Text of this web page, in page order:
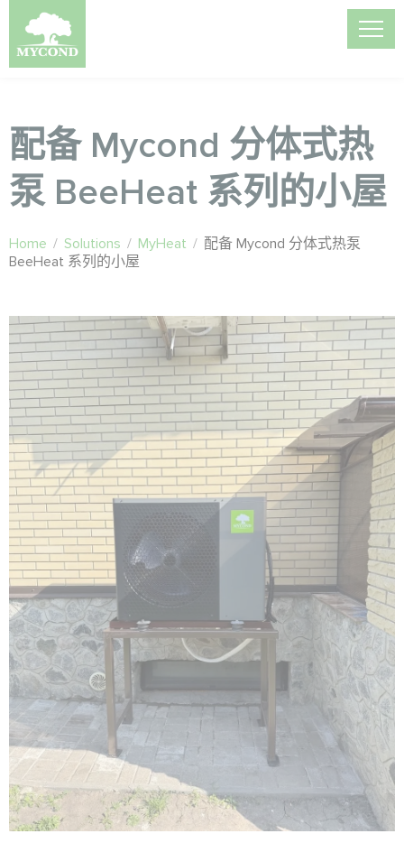
配备 Mycond 分体式热
泵 BeeHeat 系列的小屋
Home / Solutions / MyHeat / 配备 Mycond 分体式热泵
BeeHeat 系列的小屋